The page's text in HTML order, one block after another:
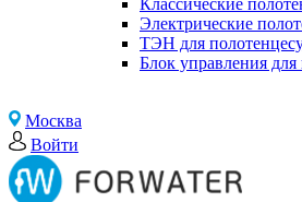
Классические
Электрические
ТЭН для
Блок управления
Москва
Войти